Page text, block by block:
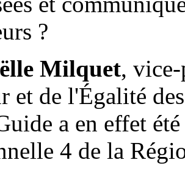
?
Milquet,
et de l'Égalité
a en effet
4 de la